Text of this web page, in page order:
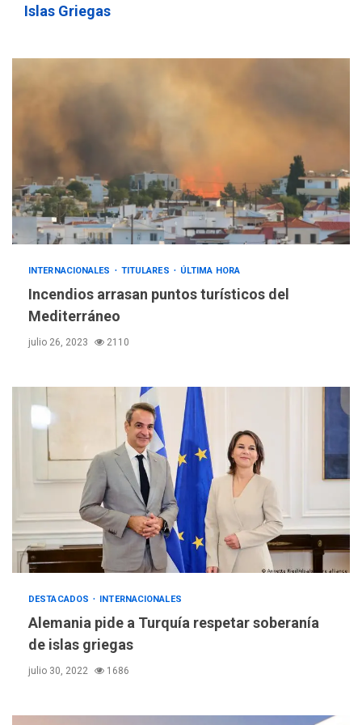
Islas Griegas
INTERNACIONALES TITULARES ÚLTIMA HORA
Incendios arrasan puntos turísticos del
Mediterráneo
julio 26, 2023 2110
DESTACADOS INTERNACIONALES
Alemania pide a Turquía respetar soberanía
de islas griegas
julio 30, 2022 1686
3
REGIONALES
Margarita será sede de
Programa “Cuidadores 360”
Mariño fortalece capacidad